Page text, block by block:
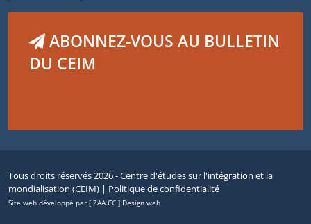
ABONNEZ-VOUS AU BULLETIN
DU CEIM
Tous droits réservés 2026 - Centre d'études sur l'intégration et la
mondialisation (CEIM) | Politique de confidentialité
Site web développé par [ ZAA.CC ] Design web